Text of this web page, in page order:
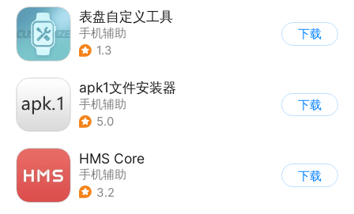
表盘自定义工具
手机辅助
1.3
下载
apk1文件安装器
手机辅助
5.0
下载
HMS Core
手机辅助
3.2
下载